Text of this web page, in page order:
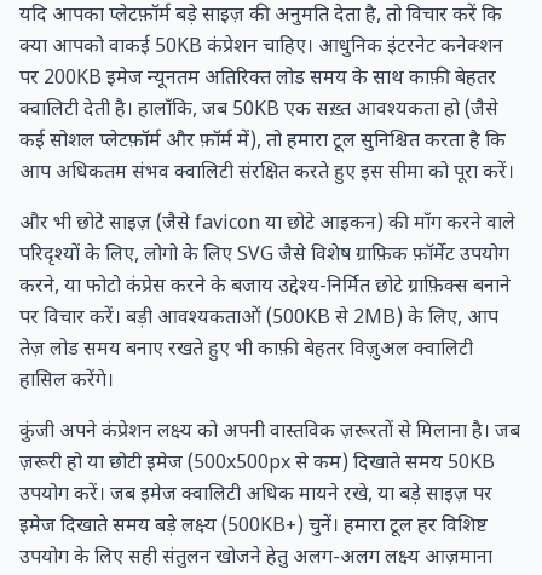
यदि आपका प्लेटफ़ॉर्म बड़े साइज़ की अनुमति देता है, तो विचार करें कि
क्या आपको वाकई 50KB कंप्रेशन चाहिए। आधुनिक इंटरनेट कनेक्शन
पर 200KB इमेज न्यूनतम अतिरिक्त लोड समय के साथ काफ़ी बेहतर
क्वालिटी देती है। हालाँकि, जब 50KB एक सख़्त आवश्यकता हो (जैसे
कई सोशल प्लेटफ़ॉर्म और फ़ॉर्म में), तो हमारा टूल सुनिश्चित करता है कि
आप अधिकतम संभव क्वालिटी संरक्षित करते हुए इस सीमा को पूरा करें।
और भी छोटे साइज़ (जैसे favicon या छोटे आइकन) की माँग करने वाले
परिदृश्यों के लिए, लोगो के लिए SVG जैसे विशेष ग्राफ़िक फ़ॉर्मेट उपयोग
करने, या फोटो कंप्रेस करने के बजाय उद्देश्य-निर्मित छोटे ग्राफ़िक्स बनाने
पर विचार करें। बड़ी आवश्यकताओं (500KB से 2MB) के लिए, आप
तेज़ लोड समय बनाए रखते हुए भी काफ़ी बेहतर विज़ुअल क्वालिटी
हासिल करेंगे।
कुंजी अपने कंप्रेशन लक्ष्य को अपनी वास्तविक ज़रूरतों से मिलाना है। जब
ज़रूरी हो या छोटी इमेज (500x500px से कम) दिखाते समय 50KB
उपयोग करें। जब इमेज क्वालिटी अधिक मायने रखे, या बड़े साइज़ पर
इमेज दिखाते समय बड़े लक्ष्य (500KB+) चुनें। हमारा टूल हर विशिष्ट
उपयोग के लिए सही संतुलन खोजने हेतु अलग-अलग लक्ष्य आज़माना